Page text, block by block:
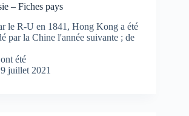
– Fiches pays
le R-U en 1841, Hong Kong a été
par la Chine l'année suivante ; de
été
juillet 2021